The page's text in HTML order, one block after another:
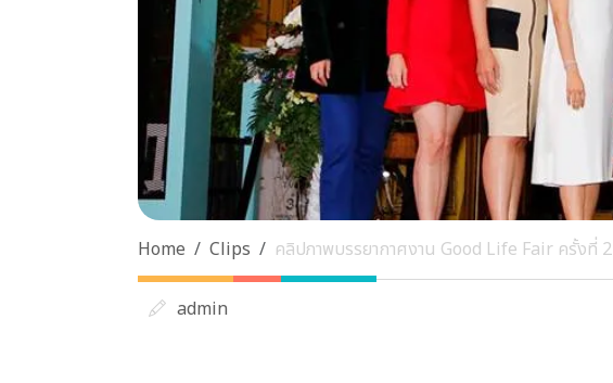
Home Clips คลิปภาพบรรยากาศงาน Good Life Fair ครั้งที่ 2
admin